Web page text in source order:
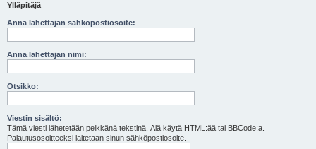
Ylläpitäjä
Anna lähettäjän sähköpostiosoite:
Anna lähettäjän nimi:
Otsikko:
Viestin sisältö:
Tämä viesti lähetetään pelkkänä tekstinä. Älä käytä HTML:ää tai BBCode:a.
Palautusosoitteeksi laitetaan sinun sähköpostiosoite.